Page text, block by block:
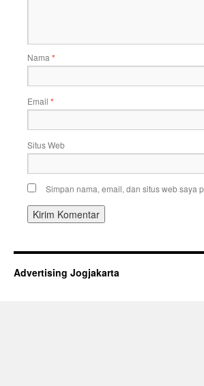
Nama *
Email *
Situs Web
Simpan nama, email, dan situs web saya
Advertising Jogjakarta